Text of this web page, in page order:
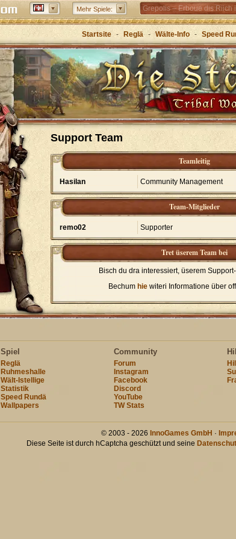
Mehr Spiele: Grepolis – Erboue dis Riich
Startsite - Reglä - Wälte-Info - Speed
Support Team
Teamleitig
Hasilan Community Management
Team-Mitglieder
remo02 Supporter
Tret üserem Team bei
Bisch du dra interessiert, üserem
Bechum hie witeri Informatione über
Spiel
Reglä
Ruhmeshalle
Wält-Istellige
Statistik
Speed Rundä
Wallpapers
Community
Forum
Instagram
Facebook
Discord
YouTube
TW Stats
© 2003 - 2026 InnoGames GmbH ·
Diese Seite ist durch hCaptcha geschützt und seine